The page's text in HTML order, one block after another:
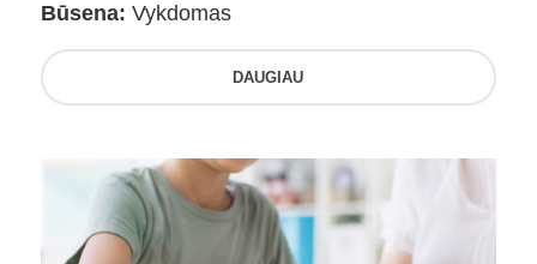
Būsena: Vykdomas
DAUGIAU